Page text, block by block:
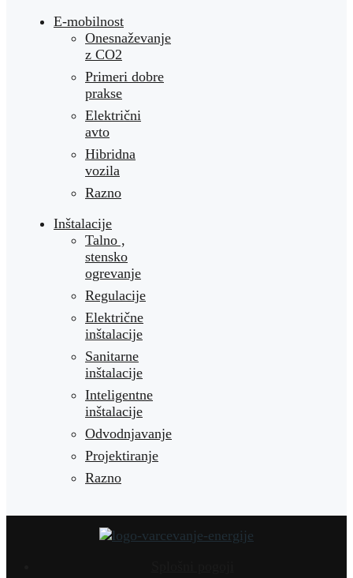
E-mobilnost
Onesnaževanje
z CO2
Primeri dobre
prakse
Električni
avto
Hibridna
vozila
Razno
Inštalacije
Talno ,
stensko
ogrevanje
Regulacije
Električne
inštalacije
Sanitarne
inštalacije
Inteligentne
inštalacije
Odvodnjavanje
Projektiranje
Razno